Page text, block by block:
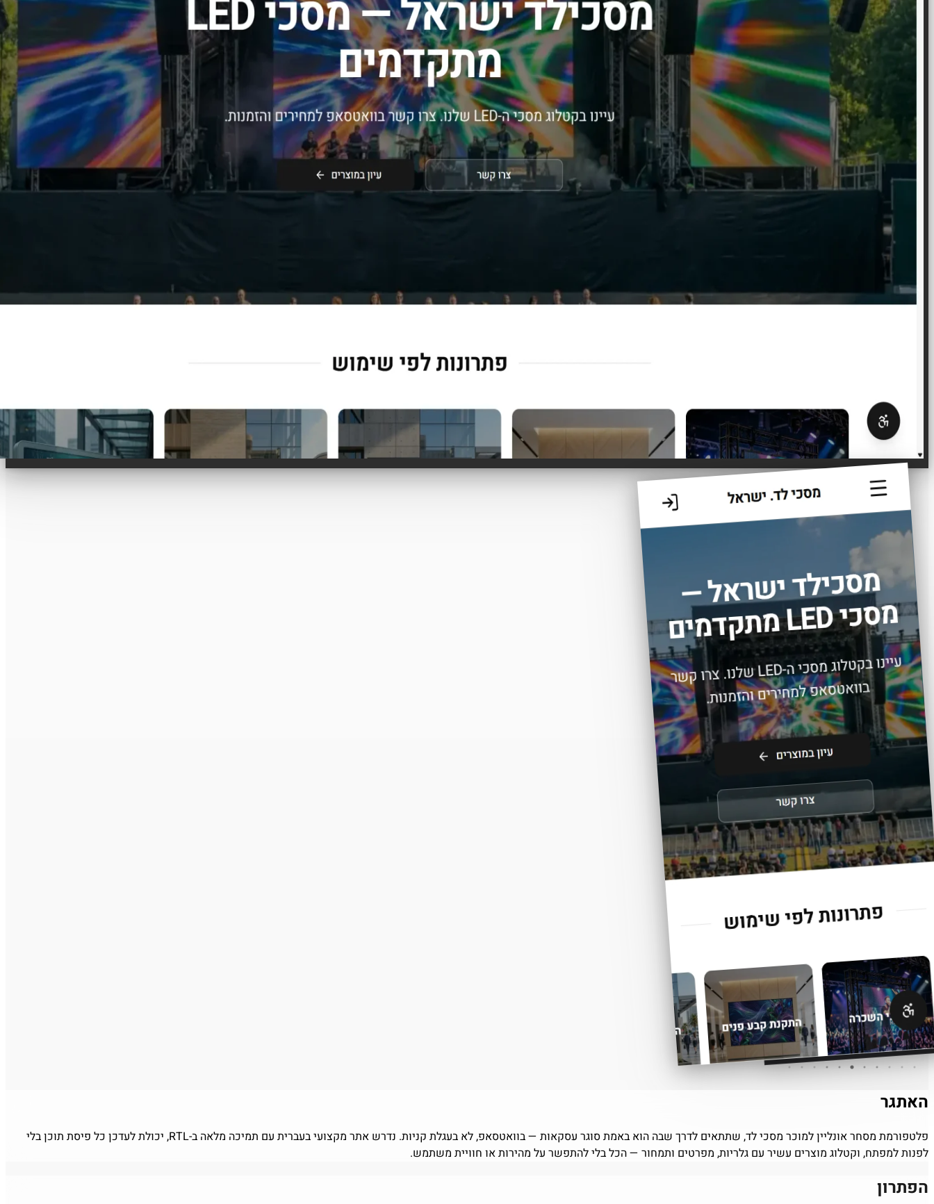
האתגר
פלטפורמת מסחר אונליין למוכר מסכי לד, שתתאים לדרך שבה הוא באמת סוגר עסקאות — בוואטסאפ, לא בעגלת קניות. נדרש אתר מקצועי בעברית עם תמיכה מלאה ב-RTL, יכולת לעדכן כל פיסת תוכן בלי
לפנות למפתח, וקטלוג מוצרים עשיר עם גלריות, מפרטים ותמחור — הכל בלי להתפשר על מהירות או חוויית משתמש.
הפתרון